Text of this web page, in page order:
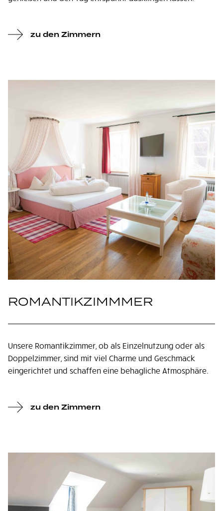
zu den Zimmern
ROMANTIKZIMMMER
Unsere Romantikzimmer, ob als Einzelnutzung oder als
Doppelzimmer, sind mit viel Charme und Geschmack
eingerichtet und schaffen eine behagliche Atmosphäre.
zu den Zimmern